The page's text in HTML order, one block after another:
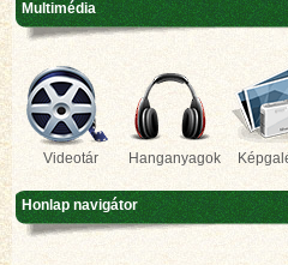
Multimédia
Videotár Hanganyagok
Honlap navigátor